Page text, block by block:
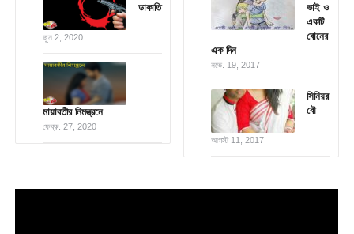
ডাকাতি
জুন 2, 2020
মায়াবতীর নিমন্ত্রনে
ফেব্রু. 27, 2020
ভাই ও
একটি
বোনের
এক দিন
নভে. 19, 2017
সিনিয়র
বৌ
আগস্ট 11, 2017